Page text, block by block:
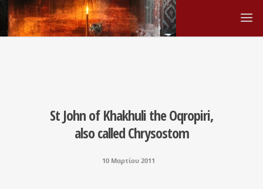
St John of Khakhuli the Oqropiri,
also called Chrysostom
10 Μαρτίου 2011